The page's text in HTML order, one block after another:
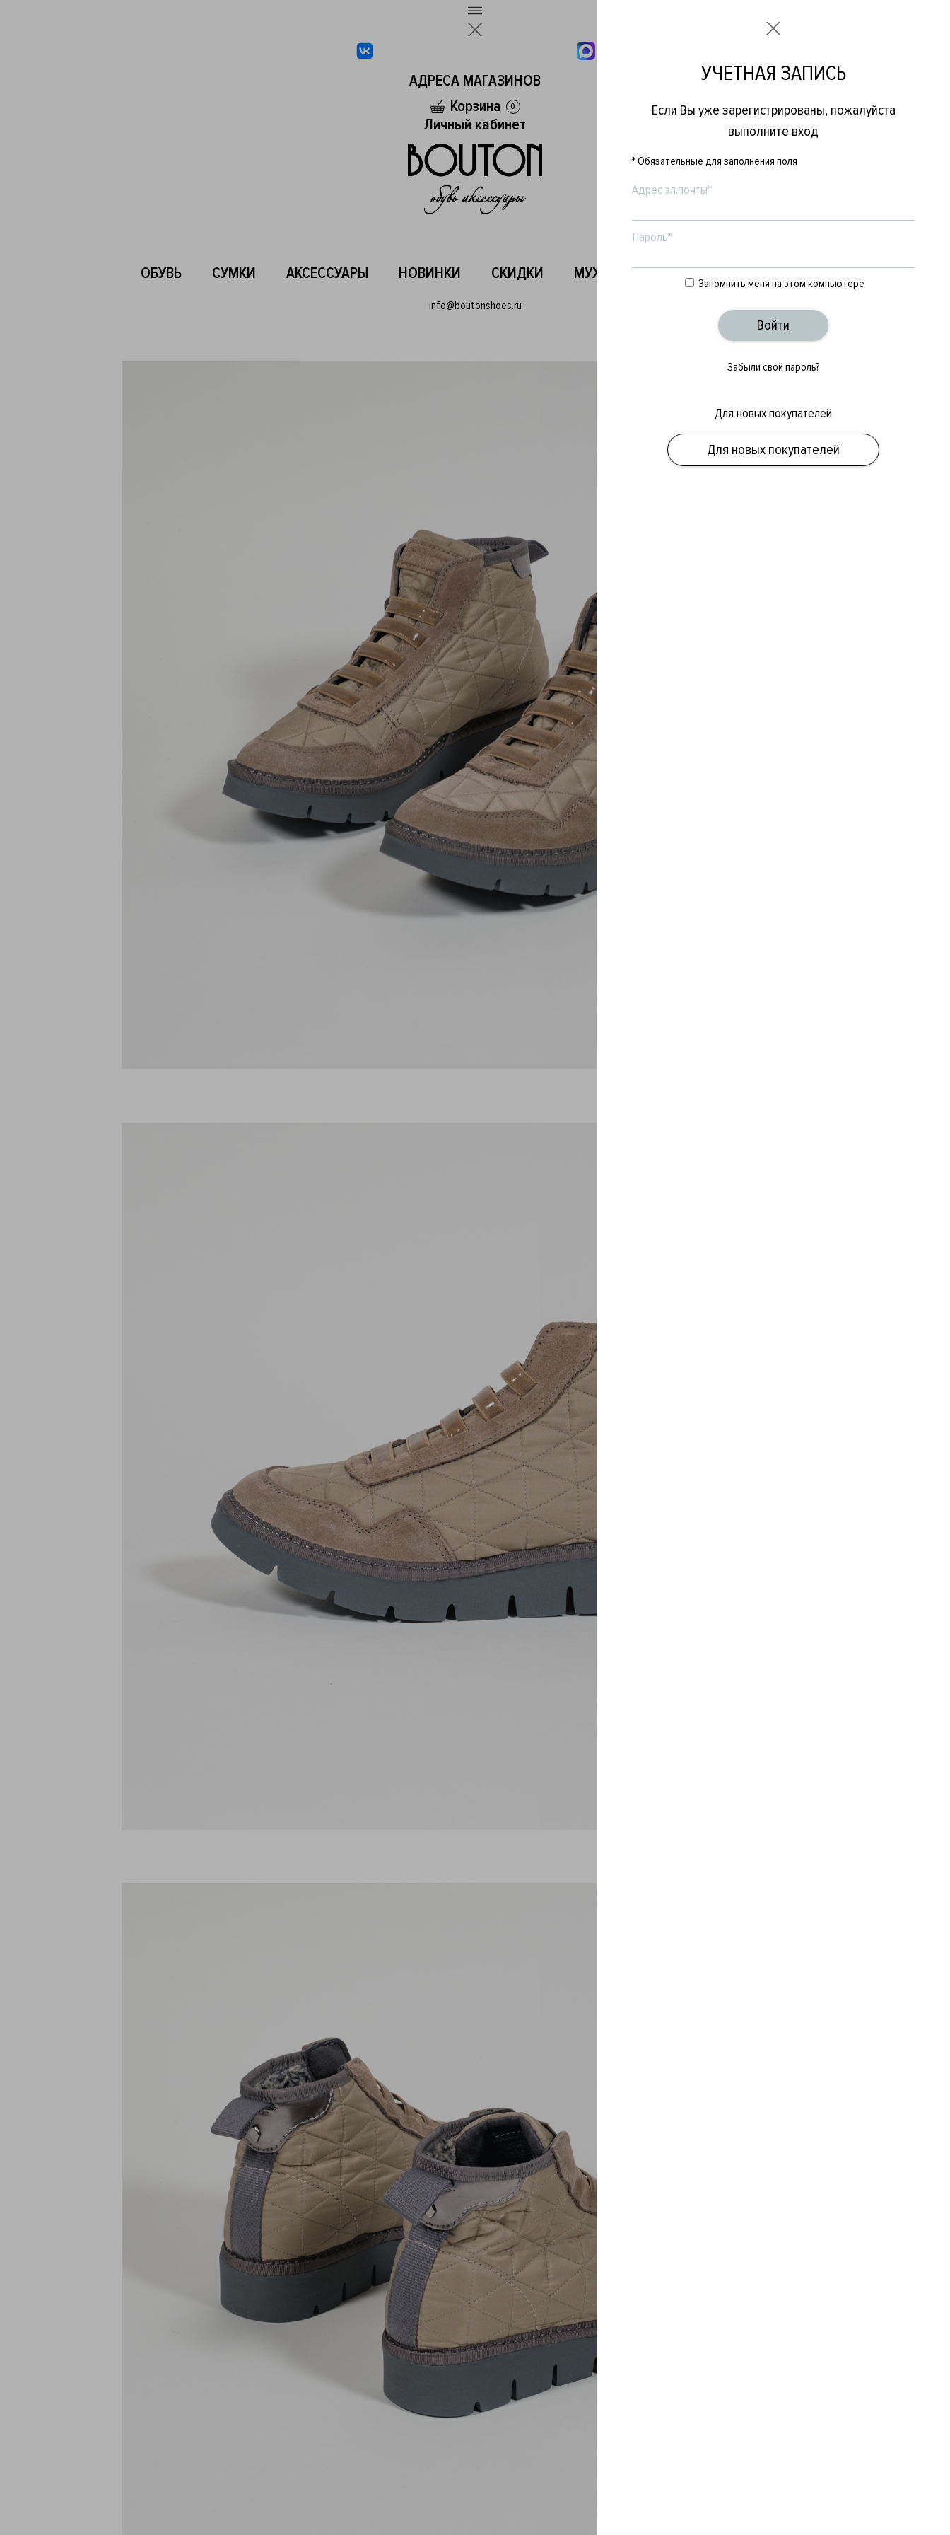
АДРЕСА МАГАЗИНОВ
Корзина
0
Личный кабинет
ОБУВЬ СУМКИ АКСЕССУАРЫ НОВИНКИ СКИДКИ МУЖСКОЕ ЖЕНСКОЕ БРЕНДЫ
info@boutonshoes.ru
УЧЕТНАЯ ЗАПИСЬ
Если Вы уже зарегистрированы, пожалуйста
выполните вход
* Обязательные для заполнения поля
Адрес эл.почты*
Пароль*
Запомнить меня на этом компьютере
Забыли свой пароль?
Для новых покупателей
Для новых покупателей